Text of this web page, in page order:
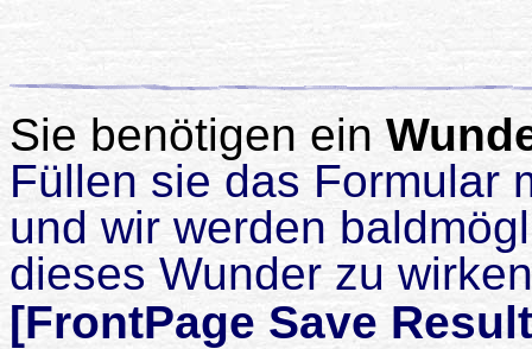
Sie benötigen ein
Füllen sie das Formular
und wir werden
dieses Wunder zu
[FrontPage Save